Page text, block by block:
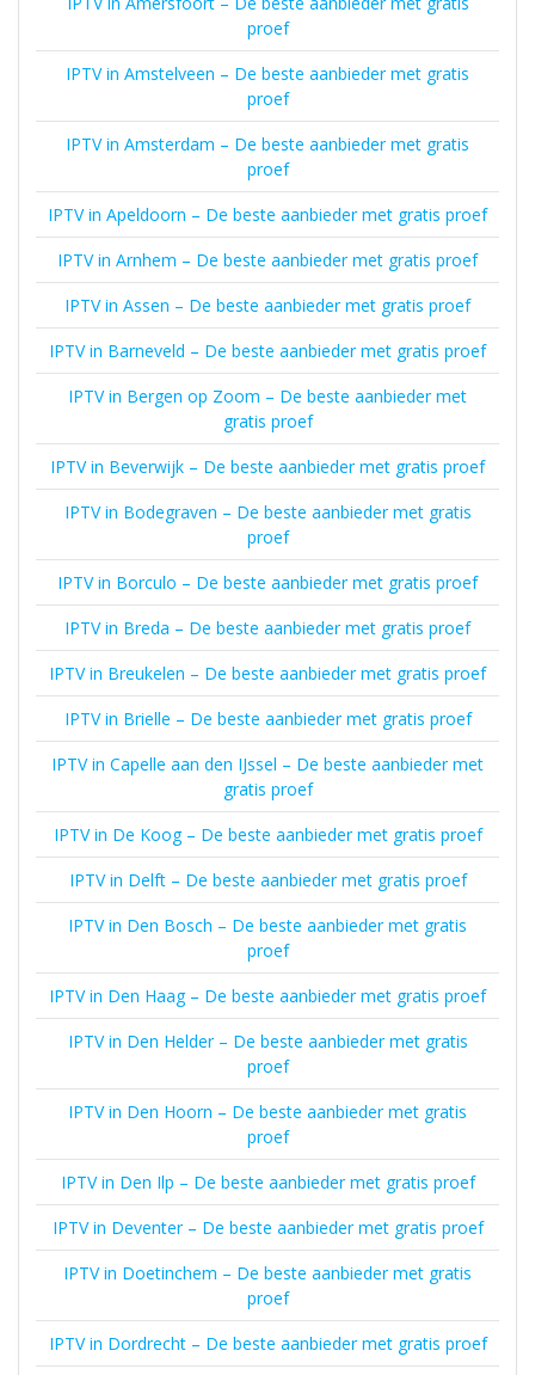
proef
IPTV in Amstelveen – De beste aanbieder met gratis
proef
IPTV in Amsterdam – De beste aanbieder met gratis
proef
IPTV in Apeldoorn – De beste aanbieder met gratis proef
IPTV in Arnhem – De beste aanbieder met gratis proef
IPTV in Assen – De beste aanbieder met gratis proef
IPTV in Barneveld – De beste aanbieder met gratis proef
IPTV in Bergen op Zoom – De beste aanbieder met
gratis proef
IPTV in Beverwijk – De beste aanbieder met gratis proef
IPTV in Bodegraven – De beste aanbieder met gratis
proef
IPTV in Borculo – De beste aanbieder met gratis proef
IPTV in Breda – De beste aanbieder met gratis proef
IPTV in Breukelen – De beste aanbieder met gratis proef
IPTV in Brielle – De beste aanbieder met gratis proef
IPTV in Capelle aan den IJssel – De beste aanbieder met
gratis proef
IPTV in De Koog – De beste aanbieder met gratis proef
IPTV in Delft – De beste aanbieder met gratis proef
IPTV in Den Bosch – De beste aanbieder met gratis
proef
IPTV in Den Haag – De beste aanbieder met gratis proef
IPTV in Den Helder – De beste aanbieder met gratis
proef
IPTV in Den Hoorn – De beste aanbieder met gratis
proef
IPTV in Den Ilp – De beste aanbieder met gratis proef
IPTV in Deventer – De beste aanbieder met gratis proef
IPTV in Doetinchem – De beste aanbieder met gratis
proef
IPTV in Dordrecht – De beste aanbieder met gratis proef